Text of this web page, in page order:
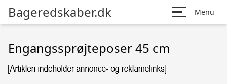
Bageredskaber.dk Menu
Engangssprøjteposer 45 cm